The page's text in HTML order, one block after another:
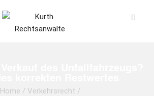
Home / Verkehrsrecht /